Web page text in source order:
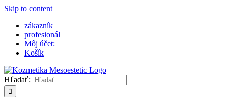
Skip to content
zákazník
profesionál
Môj účet:
Košík
Hľadať: